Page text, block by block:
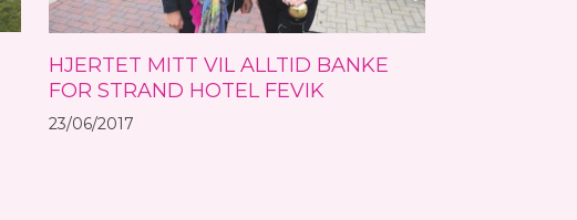
HJERTET MITT VIL ALLTID BANKE
FOR STRAND HOTEL FEVIK
23/06/2017